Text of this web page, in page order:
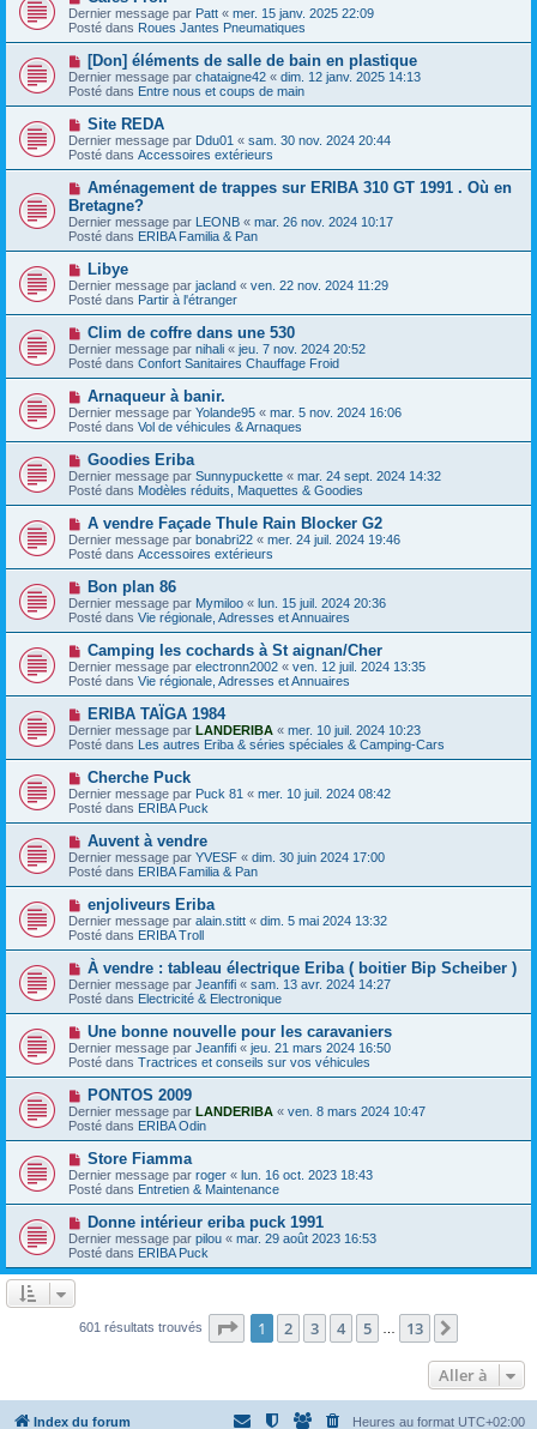
g
e
u
m
e
s
a
g
e
o
u
v
e
u
m
e
s
s
a
g
Dernier message par Patt « mer. 15 janv. 2025 22:09
Posté dans Roues Jantes Pneumatiques
N
o
u
v
e
a
u
m
e
s
s
a
g
e
[Don] éléments de salle de bain en plastique
Dernier message par chataigne42 « dim. 12 janv. 2025 14:13
Posté dans Entre nous et coups de main
N
o
u
v
a
u
m
e
s
s
a
g
e
Site REDA
Dernier message par Ddu01 « sam. 30 nov. 2024 20:44
Posté dans Accessoires extérieurs
N
u
v
e
a
m
e
s
s
g
e
Aménagement de trappes sur ERIBA 310 GT 1991 . Où en
Bretagne?
Dernier message par LEONB « mar. 26 nov. 2024 10:17
Posté dans ERIBA Familia & Pan
N
o
u
v
a
u
m
e
s
s
a
g
e
Libye
Dernier message par jacland « ven. 22 nov. 2024 11:29
Posté dans Partir à l'étranger
N
o
u
v
a
u
m
e
s
s
a
g
Clim de coffre dans une 530
Dernier message par nihali « jeu. 7 nov. 2024 20:52
Posté dans Confort Sanitaires Chauffage Froid
N
o
u
v
a
u
m
e
s
s
a
g
e
Arnaqueur à banir.
Dernier message par Yolande95 « mar. 5 nov. 2024 16:06
Posté dans Vol de véhicules & Arnaques
N
o
u
v
a
u
m
e
s
a
g
e
Goodies Eriba
Dernier message par Sunnypuckette « mar. 24 sept. 2024 14:32
Posté dans Modèles réduits, Maquettes & Goodies
N
o
u
v
e
a
u
m
e
s
s
a
g
e
A vendre Façade Thule Rain Blocker G2
Dernier message par bonabri22 « mer. 24 juil. 2024 19:46
Posté dans Accessoires extérieurs
N
o
u
v
a
u
m
e
s
a
g
e
Bon plan 86
Dernier message par Mymiloo « lun. 15 juil. 2024 20:36
Posté dans Vie régionale, Adresses et Annuaires
N
o
u
v
e
a
u
m
e
s
s
a
g
Camping les cochards à St aignan/Cher
Dernier message par electronn2002 « ven. 12 juil. 2024 13:35
Posté dans Vie régionale, Adresses et Annuaires
N
o
u
v
a
u
m
e
s
s
a
g
ERIBA TAÏGA 1984
Dernier message par LANDERIBA « mer. 10 juil. 2024 10:23
Posté dans Les autres Eriba & séries spéciales & Camping-Cars
N
o
u
v
a
u
m
e
s
s
a
g
Cherche Puck
Dernier message par Puck 81 « mer. 10 juil. 2024 08:42
Posté dans ERIBA Puck
N
o
u
v
a
u
m
e
s
s
a
g
e
Auvent à vendre
Dernier message par YVESF « dim. 30 juin 2024 17:00
Posté dans ERIBA Familia & Pan
N
o
u
v
a
u
m
e
s
s
a
g
e
enjoliveurs Eriba
Dernier message par alain.stitt « dim. 5 mai 2024 13:32
Posté dans ERIBA Troll
N
o
u
v
e
a
u
m
e
s
a
g
e
À vendre : tableau électrique Eriba ( boitier Bip Scheiber )
Dernier message par Jeanfifi « sam. 13 avr. 2024 14:27
Posté dans Electricité & Electronique
N
o
u
v
e
a
u
m
e
s
s
a
g
e
Une bonne nouvelle pour les caravaniers
Dernier message par Jeanfifi « jeu. 21 mars 2024 16:50
Posté dans Tractrices et conseils sur vos véhicules
N
o
u
v
e
a
u
m
e
s
a
g
e
PONTOS 2009
Dernier message par LANDERIBA « ven. 8 mars 2024 10:47
Posté dans ERIBA Odin
N
o
u
v
e
a
u
m
e
g
Store Fiamma
Dernier message par roger « lun. 16 oct. 2023 18:43
Posté dans Entretien & Maintenance
N
o
u
v
e
m
e
Donne intérieur eriba puck 1991
Dernier message par pilou « mar. 29 août 2023 16:53
Posté dans ERIBA Puck
601 résultats trouvés Page 1sur13
1 2 3 4 5 13
Aller à
Index du forum Heures au format UTC+02:00